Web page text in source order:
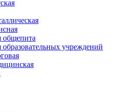
общепита
образовательных учреждений